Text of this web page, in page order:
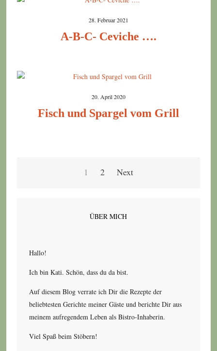
28. Februar 2021
A-B-C- Ceviche ….
20. April 2020
Fisch und Spargel vom Grill
1 2 Next
ÜBER MICH
Hallo!
Ich bin Kati. Schön, dass du da bist.
Auf diesem Blog verrate ich Dir die Rezepte der
beliebtesten Gerichte meiner Gäste und berichte Dir aus
meinem aufregendem Leben als Bistro-Inhaberin.
Viel Spaß beim Stöbern!